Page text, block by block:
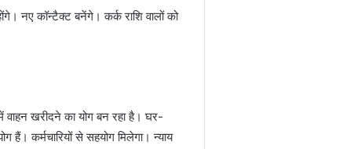
नए कॉन्टैक्ट बनेंगे। कर्क राशि वालों को
खरीदने का योग बन रहा है। घर-
हैं। कर्मचारियों से सहयोग मिलेगा। न्याय